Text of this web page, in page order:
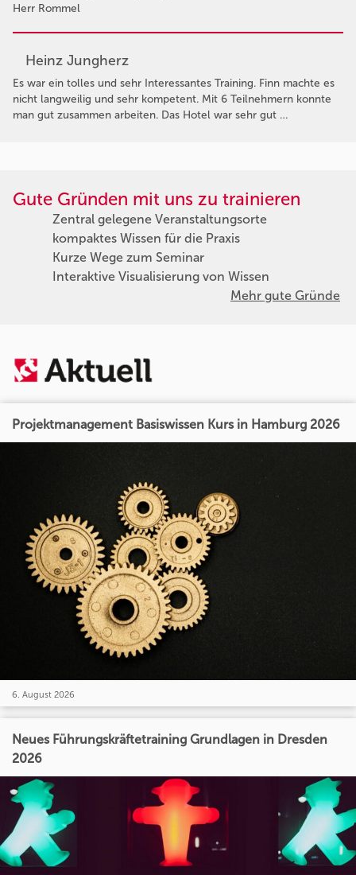
Herr Rommel
Heinz Jungherz
Es war ein tolles und sehr Interessantes Training. Finn machte es
nicht langweilig und sehr kompetent. Mit 6 Teilnehmern konnte
man gut zusammen arbeiten. Das Hotel war sehr gut …
Gute Gründen mit uns zu trainieren
Zentral gelegene Veranstaltungsorte
kompaktes Wissen für die Praxis
Kurze Wege zum Seminar
Interaktive Visualisierung von Wissen
Mehr gute Gründe
Projektmanagement Basiswissen Kurs in Hamburg 2026
6. August 2026
Neues Führungskräftetraining Grundlagen in Dresden
2026